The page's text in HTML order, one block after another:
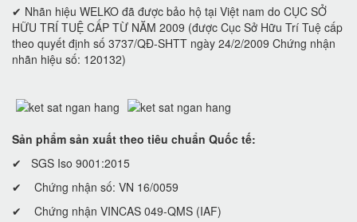
✔ Nhãn hiệu WELKO đã được bảo hộ tại Việt nam do CỤC SỞ
HỮU TRÍ TUỆ CẤP TỪ NĂM 2009 (được Cục Sở Hữu Trí Tuệ cấp
theo quyết định số 3737/QĐ-SHTT ngày 24/2/2009 Chứng nhận
nhãn hiệu số: 120132)
Sản phẩm sản xuất theo tiêu chuẩn Quốc tế:
✔ SGS Iso 9001:2015
✔ Chứng nhận số: VN 16/0059
✔ Chứng nhận VINCAS 049-QMS (IAF)